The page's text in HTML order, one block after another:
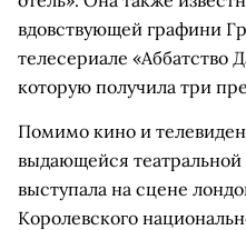
вдовствующей графини
телесериале «Аббатство
которую получила три
Помимо кино и
выдающейся
выступала на сцене
Королевского